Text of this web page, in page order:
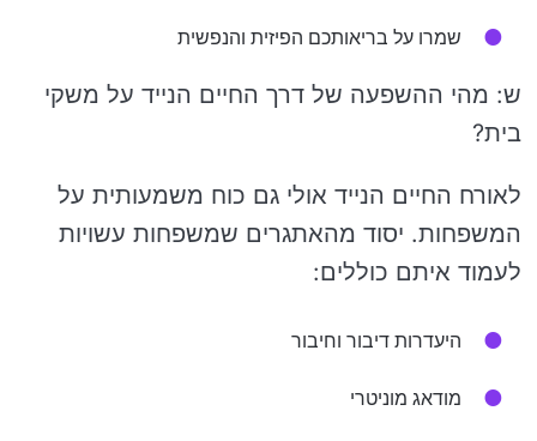
שמרו על בריאותכם הפיזית והנפשית
ש: מהי ההשפעה של דרך החיים הנייד על משקי
בית?
לאורח החיים הנייד אולי גם כוח משמעותית על
המשפחות. יסוד מהאתגרים שמשפחות עשויות
לעמוד איתם כוללים:
היעדרות דיבור וחיבור
מודאג מוניטרי